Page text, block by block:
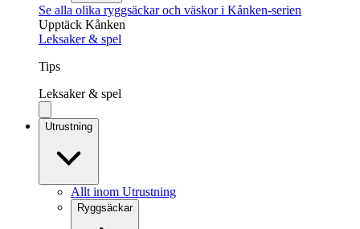
Se alla olika ryggsäckar och väskor i Kånken-serien
Upptäck Kånken
Leksaker & spel
Tips
Leksaker & spel
Utrustning
Allt inom Utrustning
Ryggsäckar